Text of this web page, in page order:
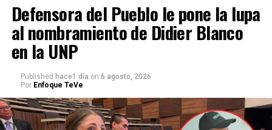
Defensora del Pueblo le pone la lupa
al nombramiento de Didier Blanco
en la UNP
Published hace1 día on 6 agosto, 2026
Por Enfoque TeVe